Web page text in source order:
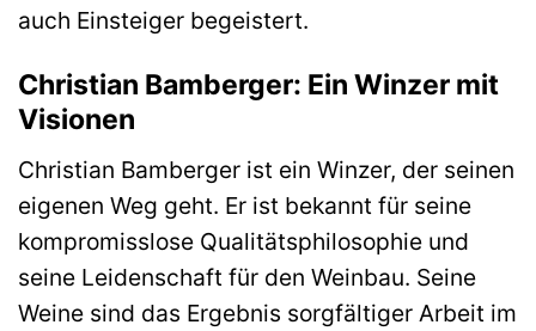
auch Einsteiger begeistert.
Christian Bamberger: Ein Winzer mit
Visionen
Christian Bamberger ist ein Winzer, der seinen
eigenen Weg geht. Er ist bekannt für seine
kompromisslose Qualitätsphilosophie und
seine Leidenschaft für den Weinbau. Seine
Weine sind das Ergebnis sorgfältiger Arbeit im